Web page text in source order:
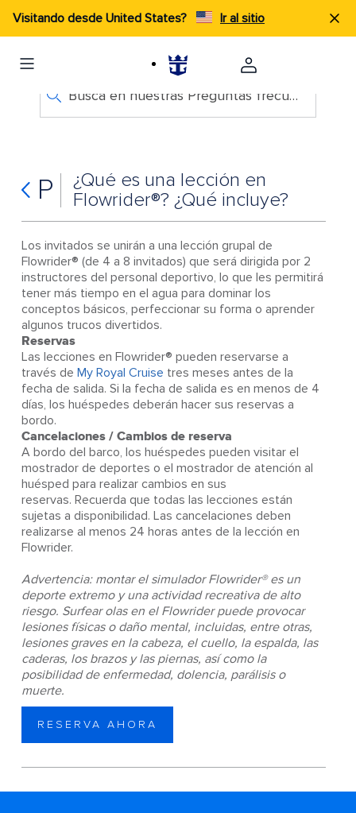
Visitando desde United States? Ir al sitio
Busca en nuestras Preguntas frecuentes
P
¿Qué es una lección en
Flowrider®? ¿Qué incluye?
Los invitados se unirán a una lección grupal de
Flowrider® (de 4 a 8 invitados) que será dirigida por 2
instructores del personal deportivo, lo que les permitirá
tener más tiempo en el agua para dominar los
conceptos básicos, perfeccionar su forma o aprender
algunos trucos divertidos.
Reservas
Las lecciones en Flowrider® pueden reservarse a
través de My Royal Cruise tres meses antes de la
fecha de salida. Si la fecha de salida es en menos de 4
días, los huéspedes deberán hacer sus reservas a
bordo.
Cancelaciones / Cambios de reserva
A bordo del barco, los huéspedes pueden visitar el
mostrador de deportes o el mostrador de atención al
huésped para realizar cambios en sus
reservas. Recuerda que todas las lecciones están
sujetas a disponibilidad. Las cancelaciones deben
realizarse al menos 24 horas antes de la lección en
Flowrider.
Advertencia: montar el simulador Flowrider® es un
deporte extremo y una actividad recreativa de alto
riesgo. Surfear olas en el Flowrider puede provocar
lesiones físicas o daño mental, incluidas, entre otras,
lesiones graves en la cabeza, el cuello, la espalda, las
caderas, los brazos y las piernas, así como la
posibilidad de enfermedad, dolencia, parálisis o
muerte.
RESERVA AHORA